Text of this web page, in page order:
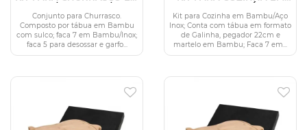
BAMBU / MADEIRA / INOX
- 4 PÇS
Conjunto para Churrasco.
Composto por tábua em Bambu
com sulco; faca 7 em Bambu/Inox;
faca 5 para desossar e garfo...
BAMBU COM TÁBUA
FORMATO GALINHA
Kit para Cozinha em Bambu/Aço
Inox; Conta com tábua em formato
de Galinha, pegador 22cm e
martelo em Bambu; Faca 7 em...